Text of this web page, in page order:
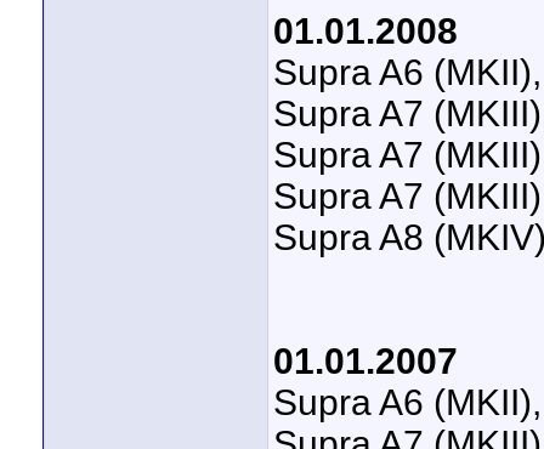
01.01.2008
Supra A6
Supra A7
Supra A7
Supra A7
Supra A8
01.01.2007
Supra A6